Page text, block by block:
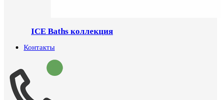
ICE Baths коллекция
Контакты